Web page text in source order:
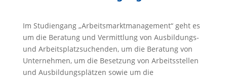
Im Studiengang „Arbeitsmarktmanagement“ geht es
um die Beratung und Vermittlung von Ausbildungs-
und Arbeitsplatzsuchenden, um die Beratung von
Unternehmen, um die Besetzung von Arbeitsstellen
und Ausbildungsplätzen sowie um die